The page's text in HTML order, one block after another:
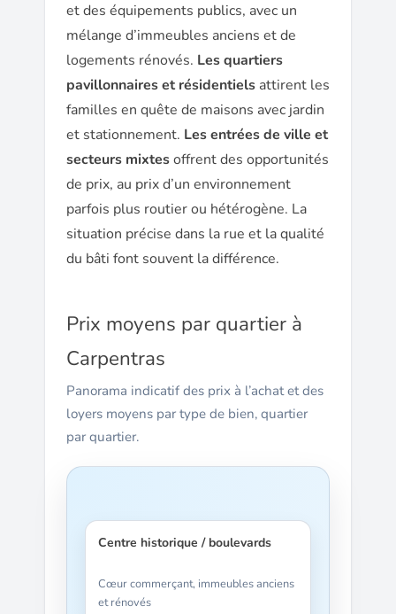
et des équipements publics, avec un
mélange d’immeubles anciens et de
logements rénovés. Les quartiers
pavillonnaires et résidentiels attirent les
familles en quête de maisons avec jardin
et stationnement. Les entrées de ville et
secteurs mixtesoffrent des opportunités
de prix, au prix d’un environnement
parfois plus routier ou hétérogène. La
situation précise dans la rue et la qualité
du bâti font souvent la différence.
Prix moyens par quartier à
Carpentras
Panorama indicatif des prix à l’achat et des
loyers moyens par type de bien, quartier
par quartier.
Centre historique / boulevards
Cœur commerçant, immeubles anciens
et rénovés